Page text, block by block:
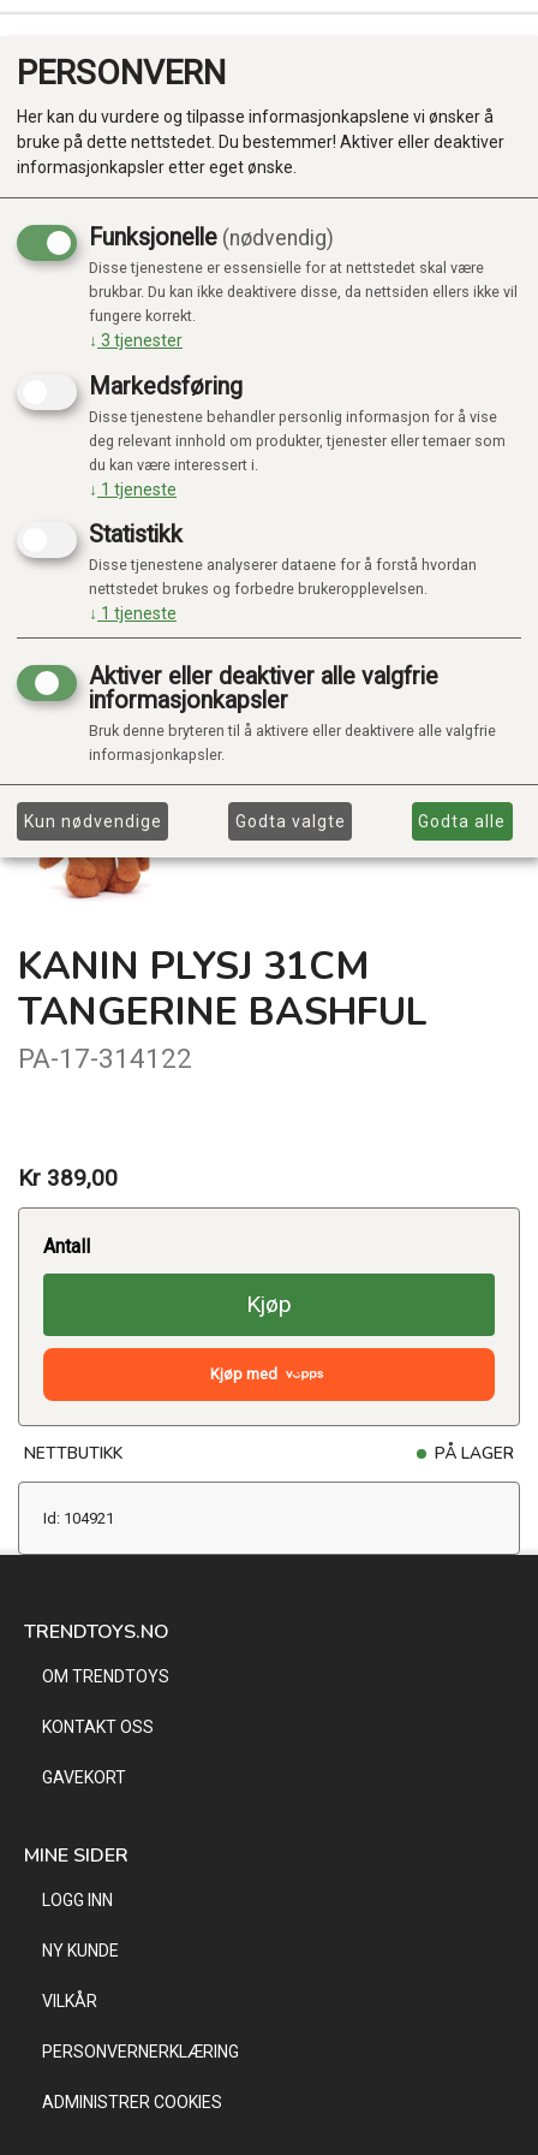
Produkter
Kategorier
KANIN PLYSJ 31CM
TANGERINE BASHFUL
PA-17-314122
Kr 389,00
Antall
Kjøp
Kjøp med
NETTBUTIKK PÅ LAGER
Id: 104921
TRENDTOYS.NO
OM TRENDTOYS
KONTAKT OSS
GAVEKORT
MINE SIDER
LOGG INN
NY KUNDE
VILKÅR
PERSONVERNERKLÆRING
ADMINISTRER COOKIES
PERSONVERN
Her kan du vurdere og tilpasse informasjonkapslene vi ønsker å
bruke på dette nettstedet. Du bestemmer! Aktiver eller deaktiver
informasjonkapsler etter eget ønske.
Funksjonelle (nødvendig)
Disse tjenestene er essensielle for at nettstedet skal være
brukbar. Du kan ikke deaktivere disse, da nettsiden ellers ikke vil
fungere korrekt.
↓ 3 tjenester
Markedsføring
Disse tjenestene behandler personlig informasjon for å vise
deg relevant innhold om produkter, tjenester eller temaer som
du kan være interessert i.
↓ 1 tjeneste
Statistikk
Disse tjenestene analyserer dataene for å forstå hvordan
nettstedet brukes og forbedre brukeropplevelsen.
↓ 1 tjeneste
Aktiver eller deaktiver alle valgfrie
informasjonkapsler
Bruk denne bryteren til å aktivere eller deaktivere alle valgfrie
informasjonkapsler.
Kun nødvendige Godta valgte Godta alle